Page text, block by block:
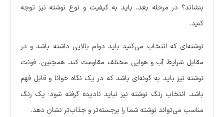
بنشاند؟ در مرحله بعد، باید به کیفیت و نوع نوشته نیز توجه
کنید.
نوشته‌ای که انتخاب می‌کنید باید دوام بالایی داشته باشد و در
مقابل شرایط آب و هوایی مختلف مقاومت کند. همچنین، فونت
نوشته نیز باید به گونه‌ای باشد که در یک نگاه خوانا و قابل فهم
باشد. انتخاب رنگ نوشته نیز نباید نادیده گرفته شود؛ یک رنگ
مناسب می‌تواند نوشته شما را برجسته‌تر و جذاب‌تر نشان دهد.